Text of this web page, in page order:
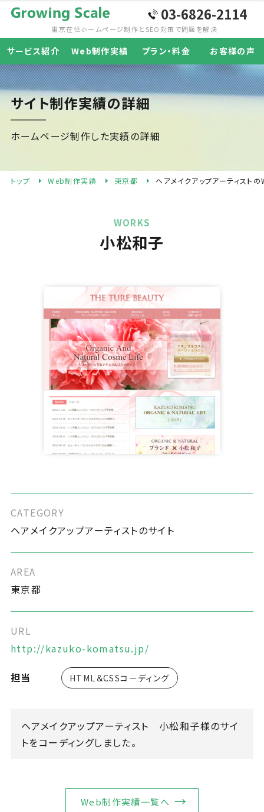
東京在住ホームページ制作と SEO対策で問題を解決
03-6826-2114
サービス紹介 Web制作実績 プラン・料金 お客様の声
サイト制作実績の詳細
ホームページ制作した実績の詳細
トップ Web制作実績 東京都 ヘアメイクアップアーティスト
WORKS
小松和子
CATEGORY
ヘアメイクアップアーティストのサイト
AREA
東京都
URL
http://kazuko-komatsu.jp/
担当 HTML＆CSSコーディング
ヘアメイクアップアーティスト 小松和子様のサイ
トをコーディングしました。
Web制作実績一覧へ